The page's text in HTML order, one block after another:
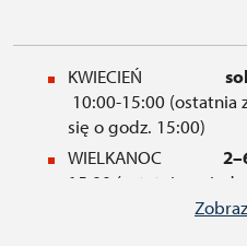
KWIECIEŃ
10:00-15:00 (ostatnia
się o godz. 15:00)
WIELKANOC
15:00 (ostatnia